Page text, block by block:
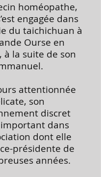
homéopathe,
engagée dans
du taichichuan à
Ourse en
à la suite de son
attentionnée
son
discret
dans
dont elle
présidente de
années.